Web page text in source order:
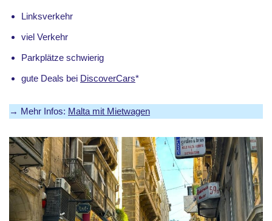
Linksverkehr
viel Verkehr
Parkplätze schwierig
gute Deals bei DiscoverCars*
→ Mehr Infos: Malta mit Mietwagen